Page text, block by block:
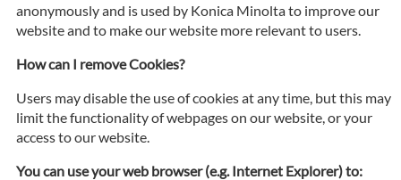
anonymously and is used by Konica Minolta to improve our
website and to make our website more relevant to users.
How can I remove Cookies?
Users may disable the use of cookies at any time, but this may
limit the functionality of webpages on our website, or your
access to our website.
You can use your web browser (e.g. Internet Explorer) to: